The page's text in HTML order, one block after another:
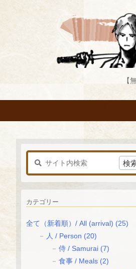
【
カテゴリー
全て（新着順）/ All (arrival) (25)
人 / Person (20)
侍 / Samurai (7)
食事 / Meals (2)